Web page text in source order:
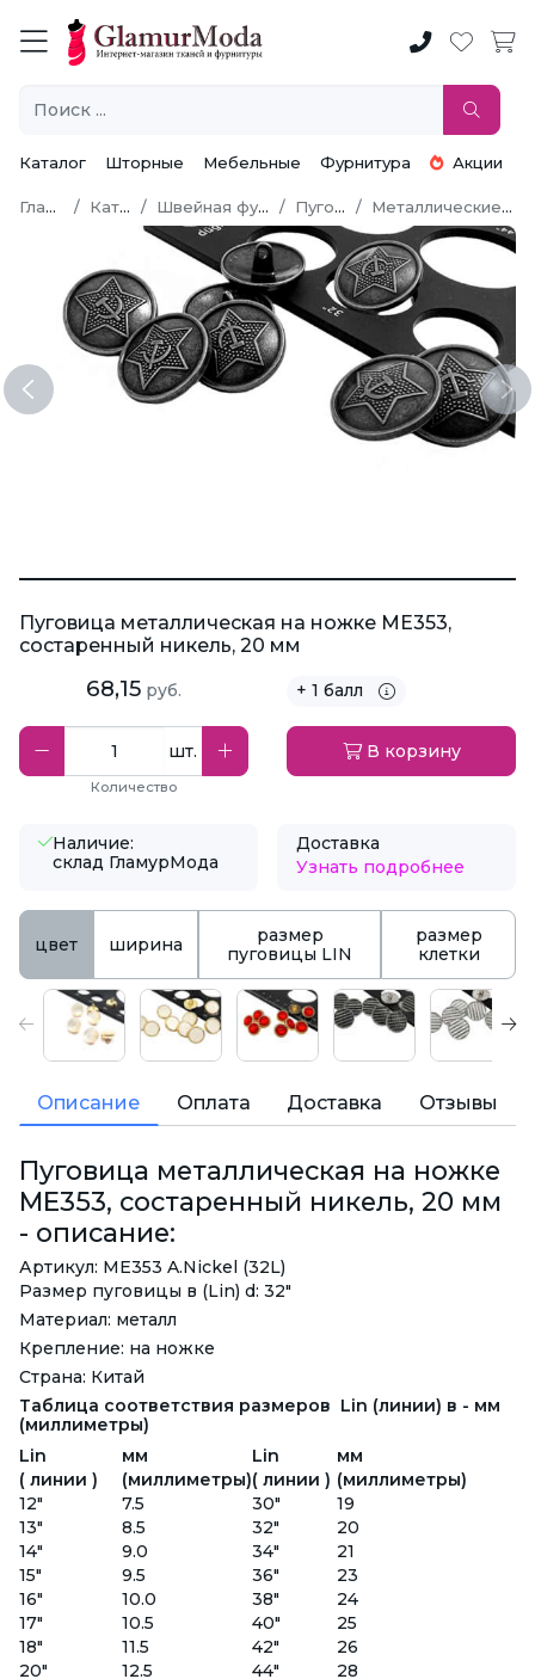
Каталог Шторные Мебельные Фурнитура Акции
Главная Каталог Швейная фурнитура Пуговицы Металлические пуговицы
Previous
Пуговица металлическая на ножке ME353,
состаренный никель, 20 мм
68,15 руб. + 1 балл
шт.
Количество
В корзину
Наличие:
склад ГламурМода
Доставка
Узнать подробнее
цвет ширина
размер
пуговицы LIN
размер
клетки
Описание Оплата Доставка Отзывы
Пуговица металлическая на ножке
ME353, состаренный никель, 20 мм
- описание:
Артикул: ME353 A.Nickel (32L)
Размер пуговицы в (Lin) d: 32"
Материал: металл
Крепление: на ножке
Страна: Китай
Таблица соответствия размеров Lin (линии) в - мм
(миллиметры)
Lin
мм Lin
мм
( линии )
(миллиметры)( линии ) (миллиметры)
12"
7.5 30"
19
13"
8.5 32"
20
14"
9.0 34"
21
15"
9.5 36"
23
16"
10.0 38"
24
17"
10.5 40"
25
18"
11.5 42"
26
20"
12.5 44"
28